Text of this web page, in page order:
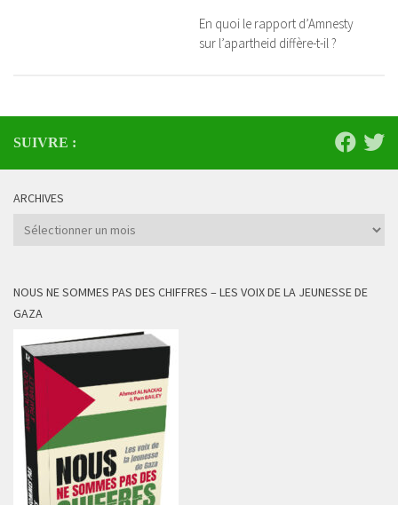
En quoi le rapport d’Amnesty
sur l’apartheid diffère-t-il ?
SUIVRE :
ARCHIVES
Archives
NOUS NE SOMMES PAS DES CHIFFRES – LES VOIX DE LA JEUNESSE DE
GAZA